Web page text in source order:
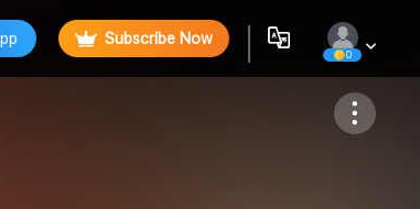
Subscribe Now
0
Follow